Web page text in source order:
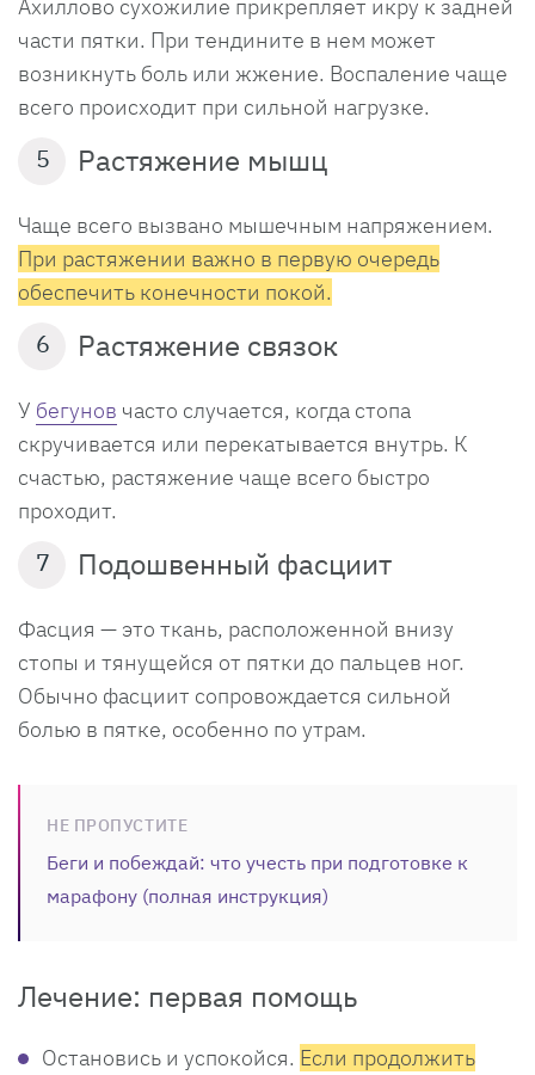
Ахиллово сухожилие прикрепляет икру к задней
части пятки. При тендините в нем может
возникнуть боль или жжение. Воспаление чаще
всего происходит при сильной нагрузке.
5 Растяжение мышц
Чаще всего вызвано мышечным напряжением.
При растяжении важно в первую очередь
обеспечить конечности покой.
6 Растяжение связок
У бегунов часто случается, когда стопа
скручивается или перекатывается внутрь. К
счастью, растяжение чаще всего быстро
проходит.
7 Подошвенный фасциит
Фасция — это ткань, расположенной внизу
стопы и тянущейся от пятки до пальцев ног.
Обычно фасциит сопровождается сильной
болью в пятке, особенно по утрам.
НЕ ПРОПУСТИТЕ
Беги и побеждай: что учесть при подготовке к
марафону (полная инструкция)
Лечение: первая помощь
Остановись и успокойся. Если продолжить